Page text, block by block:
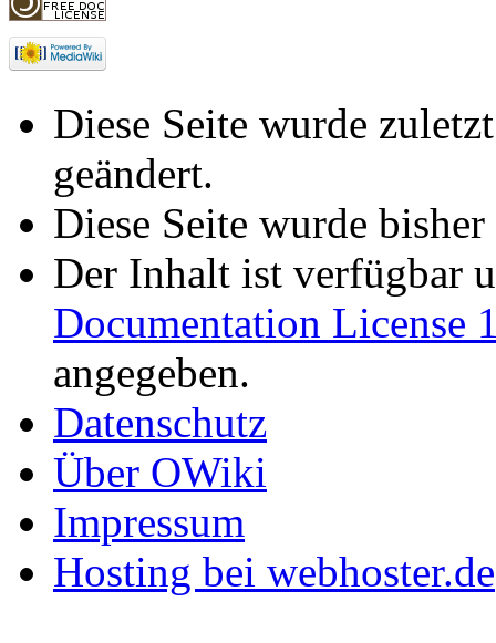
Diese Seite wurde
geändert.
Diese Seite wurde
Der Inhalt ist verfügbar
Documentation License
angegeben.
Datenschutz
Über OWiki
Impressum
Hosting bei webhoster.de